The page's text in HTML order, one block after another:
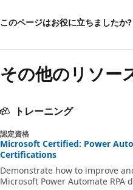
このページはお役に立ちましたか?
その他のリソー
トレーニング
認定資格
Microsoft Certified: Power
Certifications
Demonstrate how to improve
Microsoft Power Automate RPA